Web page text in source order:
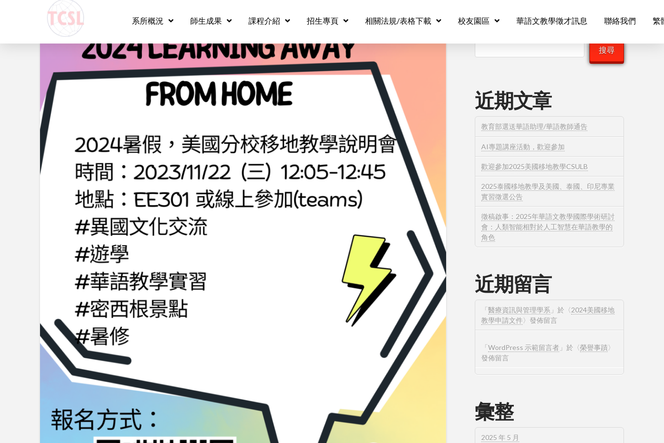
系所概況 師生成果 課程介紹 招生專頁 相關法規/表格下載 校友園區 華語文教學徵才訊息 聯絡我們 繁
搜尋
搜尋
近期文章
教育部選送華語助理/華語教師通告
AI專題講座活動，歡迎參加
歡迎參加2025美國移地教學CSULB
2025泰國移地教學及美國、泰國、印尼專業
實習徵選公告
徵稿啟事：2025年華語文教學國際學術研討
會：人類智能相對於人工智慧在華語教學的
角色
近期留言
「醫療資訊與管理學系 」於〈2024美國移地
教學申請文件〉發佈留言
「WordPress 示範留言者 」於〈榮譽事蹟〉
發佈留言
彙整
2025 年 5 月